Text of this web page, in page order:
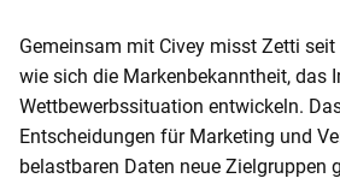
Gemeinsam mit Civey misst Zetti
wie sich die Markenbekanntheit, das
Wettbewerbssituation entwickeln.
Entscheidungen für Marketing und
belastbaren Daten neue Zielgruppen